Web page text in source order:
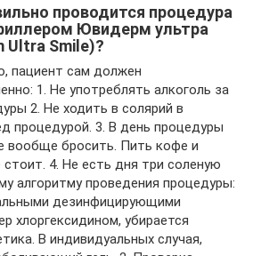
проводится процедура
Ювидерм ультра
Ultra Smile)?
пациент сам должен
1. Не употреблять алкоголь за
2. Не ходить в солярий в
процедурой. 3. В день процедуры
вообще бросить. Пить кофе и
4. Не есть дня три соленую
алгоритму проведения процедуры:
дезинфицирующими
хлоргексидином, убирается
В индивидуальных случая,